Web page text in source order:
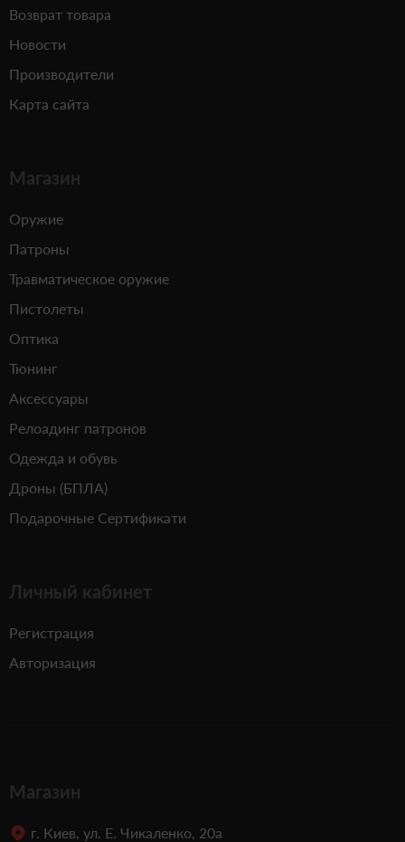
Возврат товара
Новости
Производители
Карта сайта
Магазин
Оружие
Патроны
Травматическое оружие
Пистолеты
Оптика
Тюнинг
Аксессуары
Релоадинг патронов
Одежда и обувь
Дроны (БПЛА)
Подарочные Сертификати
Личный кабинет
Регистрация
Авторизация
Магазин
г. Киев, ул. Е. Чикаленко, 20а